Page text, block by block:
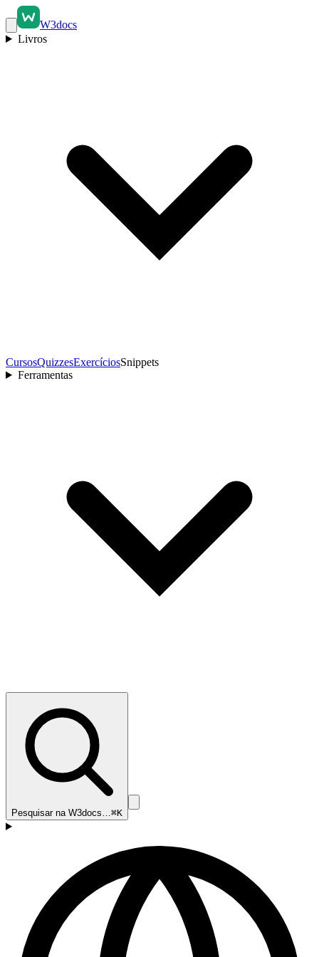
W3docs
Livros
CursosQuizzesExercíciosSnippets
Ferramentas
Pesquisar na W3docs…⌘K